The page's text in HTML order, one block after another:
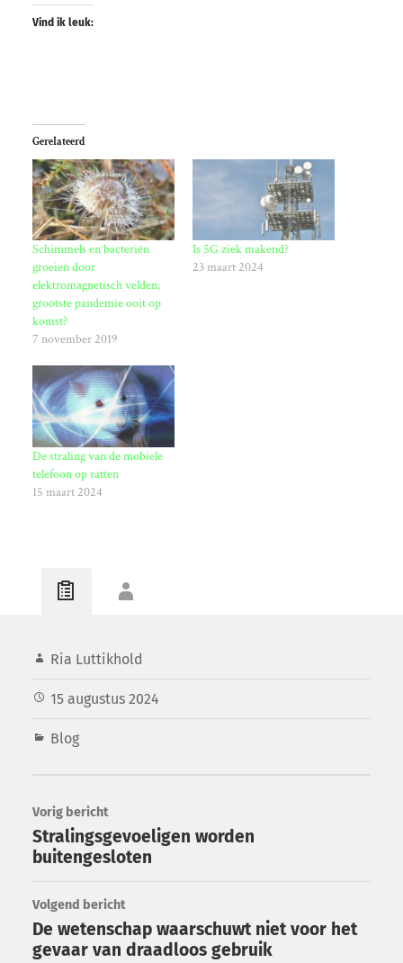
Vind ik leuk:
Gerelateerd
Schimmels en bacteriën
groeien door
elektromagnetisch velden;
grootste pandemie ooit op
komst?
7 november 2019
Is 5G ziek makend?
23 maart 2024
De straling van de mobiele
telefoon op ratten
15 maart 2024
Ria Luttikhold
15 augustus 2024
Blog
Vorig bericht
Stralingsgevoeligen worden
buitengesloten
Volgend bericht
De wetenschap waarschuwt niet voor het
gevaar van draadloos gebruik